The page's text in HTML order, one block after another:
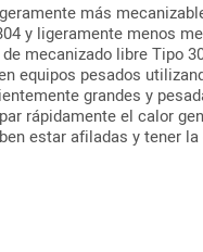
más
y ligeramente menos
mecanizado libre Tipo
equipos pesados
grandes y
rápidamente el calor
estar afiladas y tener